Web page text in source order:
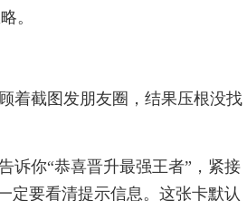
。
着截图发朋友圈，结果压根没找
诉你“恭喜晋升最强王者”，紧接
定要看清提示信息。这张卡默认